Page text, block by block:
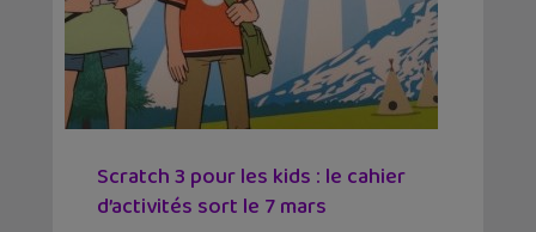
Scratch 3 pour les kids : le cahier
d’activités sort le 7 mars